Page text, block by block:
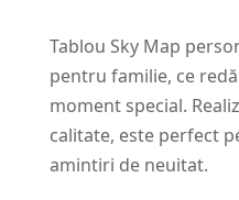
Tablou Sky Map
pentru familie, ce
moment special.
calitate, este perfect
amintiri de neuitat.